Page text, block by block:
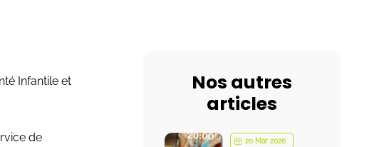
Infantile et
de
Nos autres
articles
20 Mar 2026